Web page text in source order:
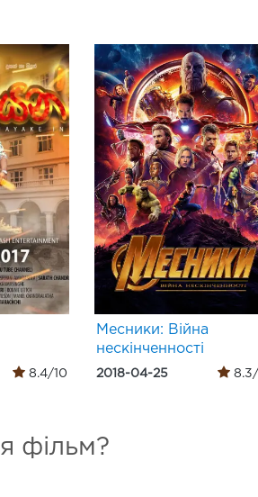
8.4/10
Месники: Війна
нескінченності
2018-04-25 8.3/
фільм?